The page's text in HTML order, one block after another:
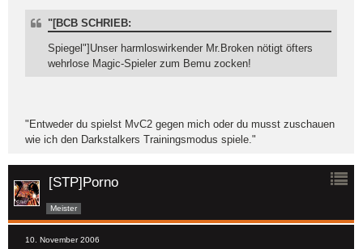
"[BCB SCHRIEB:
Spiegel"]Unser harmloswirkender Mr.Broken nötigt öfters
wehrlose Magic-Spieler zum Bemu zocken!
"Entweder du spielst MvC2 gegen mich oder du musst zuschauen
wie ich den Darkstalkers Trainingsmodus spiele."
[STP]Porno
Meister
10. November 2006